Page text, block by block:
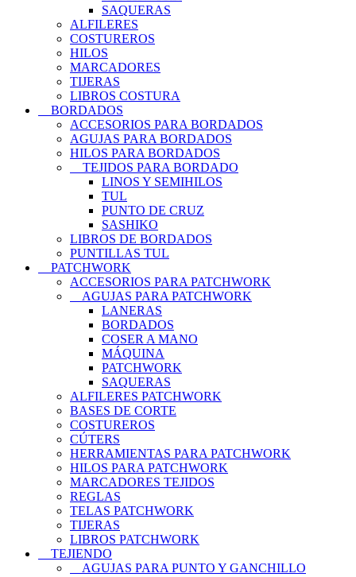
SAQUERAS
ALFILERES
COSTUREROS
HILOS
MARCADORES
TIJERAS
LIBROS COSTURA
BORDADOS
ACCESORIOS PARA BORDADOS
AGUJAS PARA BORDADOS
HILOS PARA BORDADOS
TEJIDOS PARA BORDADO
LINOS Y SEMIHILOS
TUL
PUNTO DE CRUZ
SASHIKO
LIBROS DE BORDADOS
PUNTILLAS TUL
PATCHWORK
ACCESORIOS PARA PATCHWORK
AGUJAS PARA PATCHWORK
LANERAS
BORDADOS
COSER A MANO
MÁQUINA
PATCHWORK
SAQUERAS
ALFILERES PATCHWORK
BASES DE CORTE
COSTUREROS
CÚTERS
HERRAMIENTAS PARA PATCHWORK
HILOS PARA PATCHWORK
MARCADORES TEJIDOS
REGLAS
TELAS PATCHWORK
TIJERAS
LIBROS PATCHWORK
TEJIENDO
AGUJAS PARA PUNTO Y GANCHILLO